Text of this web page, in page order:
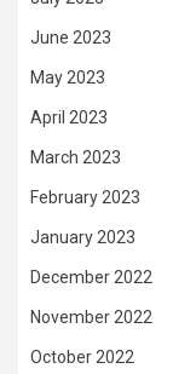
June 2023
May 2023
April 2023
March 2023
February 2023
January 2023
December 2022
November 2022
October 2022